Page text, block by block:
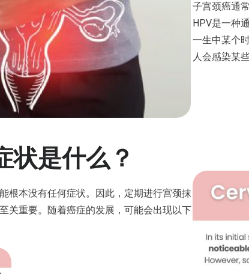
子宫颈癌通
HPV是一种
一生中某个
人会感染某
状是什么？
根本没有任何症状。因此，定期进行宫颈抹
关重要。随着癌症的发展，可能会出现以下